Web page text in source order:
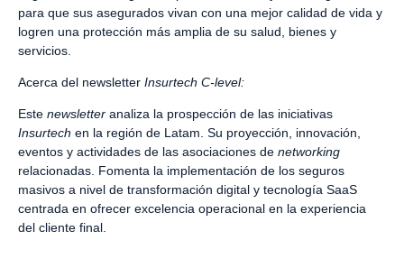
para que sus asegurados vivan con una mejor calidad de vida y
logren una protección más amplia de su salud, bienes y
servicios.
Acerca del newsletter Insurtech C-level:
Este newsletter analiza la prospección de las iniciativas
Insurtech en la región de Latam. Su proyección, innovación,
eventos y actividades de las asociaciones de networking
relacionadas. Fomenta la implementación de los seguros
masivos a nivel de transformación digital y tecnología SaaS
centrada en ofrecer excelencia operacional en la experiencia
del cliente final.